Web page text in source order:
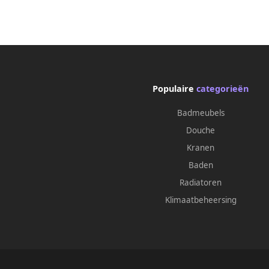
Populaire categorieën
Badmeubels
Douche
Kranen
Baden
Radiatoren
Klimaatbeheersing